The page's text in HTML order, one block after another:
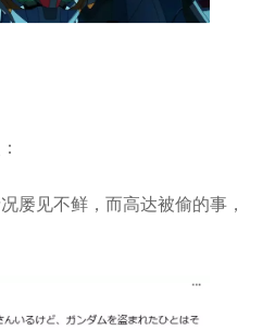
屡见不鲜，而高达被偷的事，